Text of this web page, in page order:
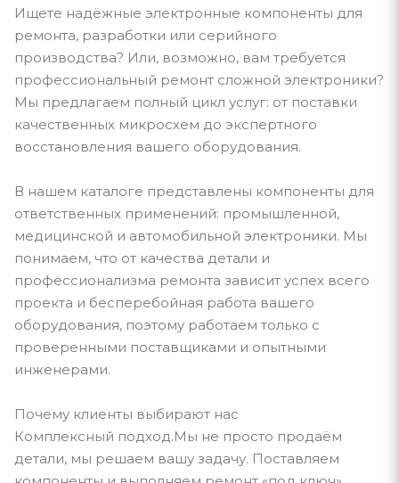
Ищете надёжные электронные компоненты для
ремонта, разработки или серийного
производства? Или, возможно, вам требуется
профессиональный ремонт сложной электроники?
Мы предлагаем полный цикл услуг: от поставки
качественных микросхем до экспертного
восстановления вашего оборудования.
В нашем каталоге представлены компоненты для
ответственных применений: промышленной,
медицинской и автомобильной электроники. Мы
понимаем, что от качества детали и
профессионализма ремонта зависит успех всего
проекта и бесперебойная работа вашего
оборудования, поэтому работаем только с
проверенными поставщиками и опытными
инженерами.
Почему клиенты выбирают нас
Комплексный подход.Мы не просто продаём
детали, мы решаем вашу задачу. Поставляем